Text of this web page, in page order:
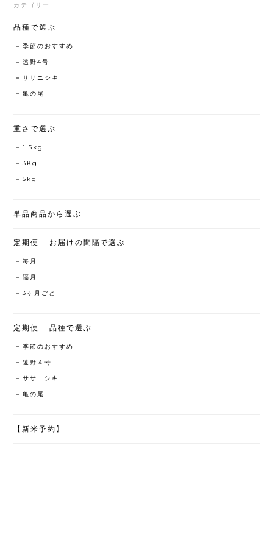
カテゴリー
品種で選ぶ
季節のおすすめ
遠野4号
ササニシキ
亀の尾
重さで選ぶ
1.5kg
3Kg
5kg
単品商品から選ぶ
定期便 - お届けの間隔で選ぶ
毎月
隔月
3ヶ月ごと
定期便 - 品種で選ぶ
季節のおすすめ
遠野４号
ササニシキ
亀の尾
【新米予約】